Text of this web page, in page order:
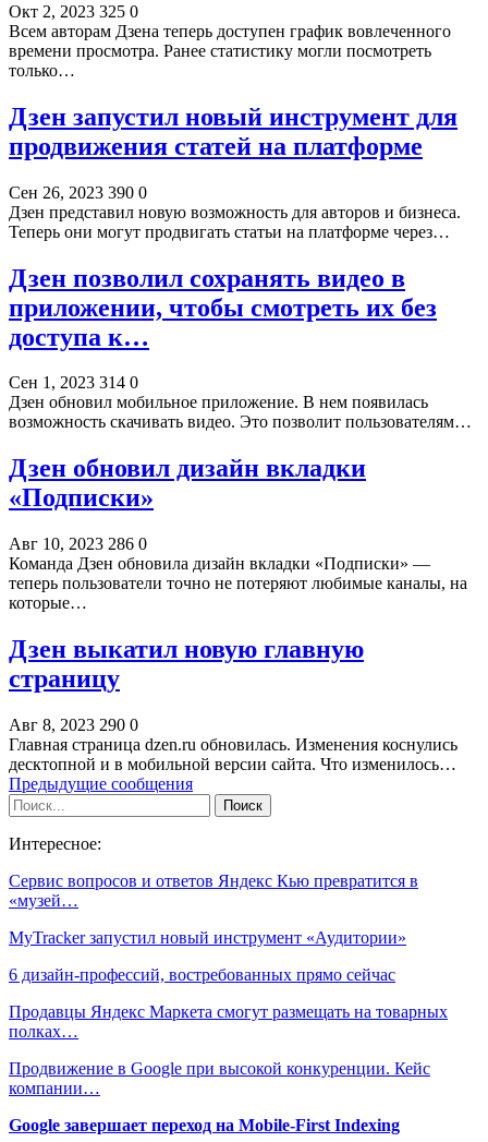
Окт 2, 2023 325 0
Всем авторам Дзена теперь доступен график вовлеченного
времени просмотра. Ранее статистику могли посмотреть
только…
Дзен запустил новый инструмент для
продвижения статей на платформе
Сен 26, 2023 390 0
Дзен представил новую возможность для авторов и бизнеса.
Теперь они могут продвигать статьи на платформе через…
Дзен позволил сохранять видео в
приложении, чтобы смотреть их без
доступа к…
Сен 1, 2023 314 0
Дзен обновил мобильное приложение. В нем появилась
возможность скачивать видео. Это позволит пользователям…
Дзен обновил дизайн вкладки
«Подписки»
Авг 10, 2023 286 0
Команда Дзен обновила дизайн вкладки «Подписки» —
теперь пользователи точно не потеряют любимые каналы, на
которые…
Дзен выкатил новую главную
страницу
Авг 8, 2023 290 0
Главная страница dzen.ru обновилась. Изменения коснулись
десктопной и в мобильной версии сайта. Что изменилось…
Предыдущие сообщения
Интересное:
Сервис вопросов и ответов Яндекс Кью превратится в
«музей…
MyTracker запустил новый инструмент «Аудитории»
6 дизайн-профессий, востребованных прямо сейчас
Продавцы Яндекс Маркета смогут размещать на товарных
полках…
Продвижение в Google при высокой конкуренции. Кейс
компании…
Google завершает переход на Mobile-First Indexing